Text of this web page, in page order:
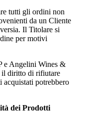
tutti gli ordini non
da un Cliente
Il Titolare si
per motivi
e Angelini Wines &
il diritto di rifiutare
acquistati potrebbero
dei Prodotti